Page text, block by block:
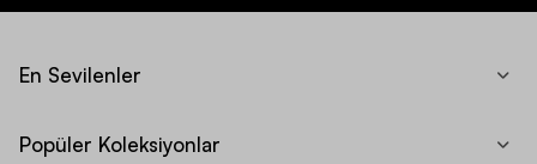
En Sevilenler
Popüler Koleksiyonlar